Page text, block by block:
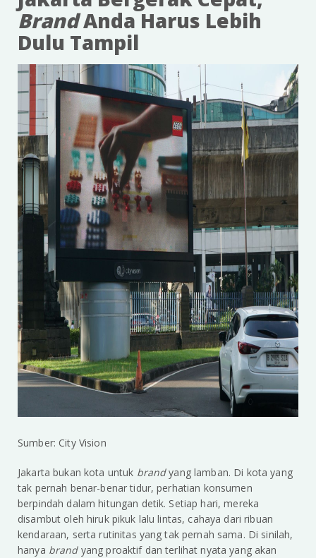
BrandAnda Harus Lebih
Dulu Tampil
Sumber: City Vision
Jakarta bukan kota untuk brandyang lamban. Di kota yang
tak pernah benar-benar tidur, perhatian konsumen
berpindah dalam hitungan detik. Setiap hari, mereka
disambut oleh hiruk pikuk lalu lintas, cahaya dari ribuan
kendaraan, serta rutinitas yang tak pernah sama. Di sinilah,
hanya brand yang proaktif dan terlihat nyata yang akan